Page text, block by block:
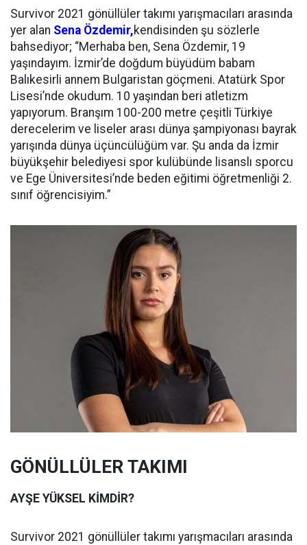
Survivor 2021 gönüllüler takımı yarışmacıları arasında
yer alan Sena Özdemir,kendisinden şu sözlerle
bahsediyor; “Merhaba ben, Sena Özdemir, 19
yaşındayım. İzmir’de doğdum büyüdüm babam
Balıkesirli annem Bulgaristan göçmeni. Atatürk Spor
Lisesi’nde okudum. 10 yaşından beri atletizm
yapıyorum. Branşım 100-200 metre çeşitli Türkiye
derecelerim ve liseler arası dünya şampiyonası bayrak
yarışında dünya üçüncülüğüm var. Şu anda da İzmir
büyükşehir belediyesi spor kulübünde lisanslı sporcu
ve Ege Üniversitesi’nde beden eğitimi öğretmenliği 2.
sınıf öğrencisiyim.”
GÖNÜLLÜLER TAKIMI
AYŞE YÜKSEL KİMDİR?
Survivor 2021 gönüllüler takımı yarışmacıları arasında